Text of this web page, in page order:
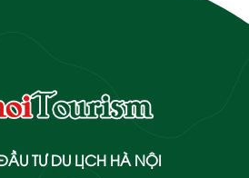
TƯ DU LỊCH HÀ NỘI